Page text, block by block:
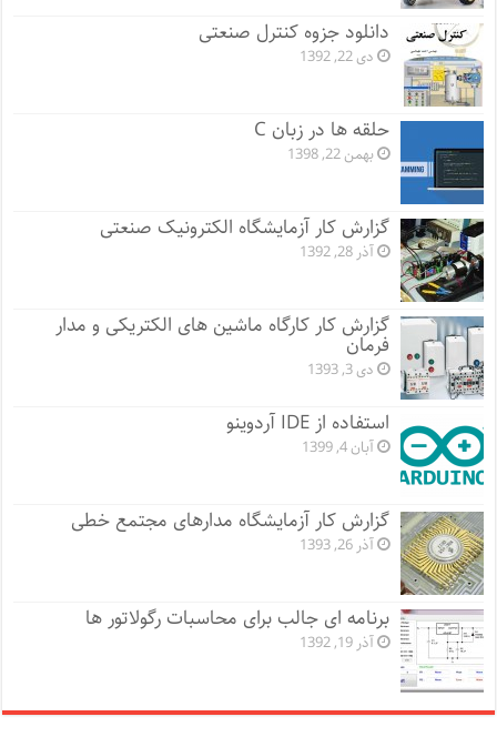
دانلود جزوه کنترل صنعتی
دی 22, 1392
حلقه ها در زبان C
بهمن 22, 1398
گزارش کار آزمایشگاه الکترونیک صنعتی
آذر 28, 1392
گزارش کار کارگاه ماشین های الکتریکی و مدار
فرمان
دی 3, 1393
استفاده از IDE آردوینو
آبان 4, 1399
گزارش کار آزمایشگاه مدارهای مجتمع خطی
آذر 26, 1393
برنامه ای جالب برای محاسبات رگولاتور ها
آذر 19, 1392